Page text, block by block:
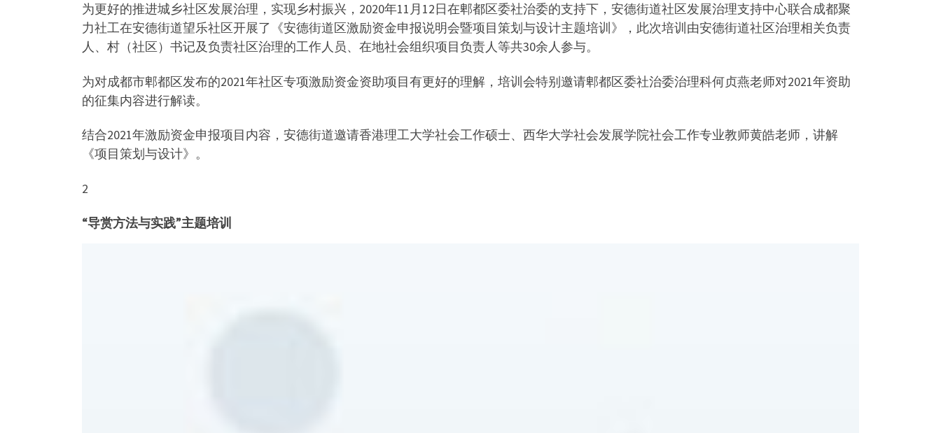
为更好的推进城乡社区发展治理，实现乡村振兴，2020年11月12日在郫都区委社治委的支持下，安德街道社区发展治理支持中心联合成都聚
力社工在安德街道望乐社区开展了《安德街道区激励资金申报说明会暨项目策划与设计主题培训》，此次培训由安德街道社区治理相关负责
人、村（社区）书记及负责社区治理的工作人员、在地社会组织项目负责人等共30余人参与。
为对成都市郫都区发布的2021年社区专项激励资金资助项目有更好的理解，培训会特别邀请郫都区委社治委治理科何贞燕老师对2021年资助
的征集内容进行解读。
结合2021年激励资金申报项目内容，安德街道邀请香港理工大学社会工作硕士、西华大学社会发展学院社会工作专业教师黄皓老师，讲解
《项目策划与设计》。
2
“导赏方法与实践”主题培训